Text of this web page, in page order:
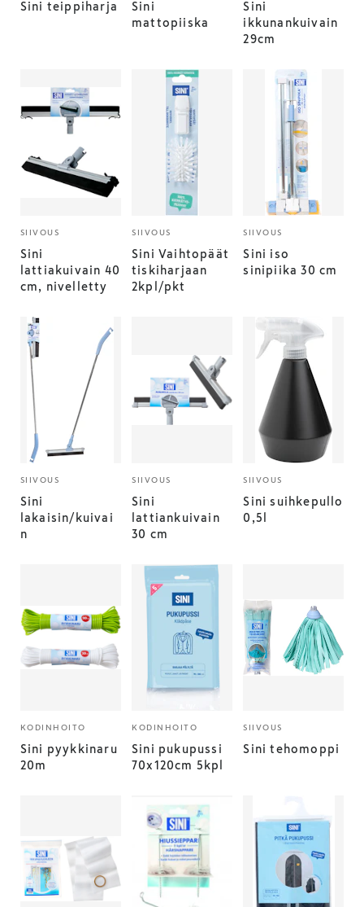
Sini teippiharja
Sini
mattopiiska
Sini
ikkunankuivain
29cm
SIIVOUS
Sini
lattiakuivain 40
cm, nivelletty
SIIVOUS
Sini Vaihtopäät
tiskiharjaan
2kpl/pkt
SIIVOUS
Sini iso
sinipiika 30 cm
SIIVOUS
Sini
lakaisin/kuivai
n
SIIVOUS
Sini
lattiankuivain
30 cm
SIIVOUS
Sini suihkepullo
0,5l
KODINHOITO
Sini pyykkinaru
20m
KODINHOITO
Sini pukupussi
70x120cm 5kpl
SIIVOUS
Sini tehomoppi